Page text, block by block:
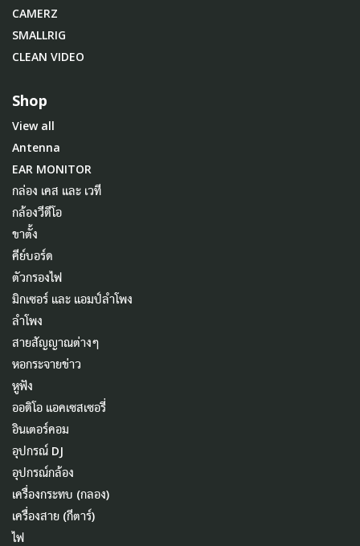
CAMERZ
SMALLRIG
CLEAN VIDEO
Shop
View all
Antenna
EAR MONITOR
กล่อง เคส และ เวที
กล้องวีดีโอ
ขาตั้ง
คีย์บอร์ด
ตัวกรองไฟ
มิกเซอร์ และ แอมป์ลำโพง
ลำโพง
สายสัญญาณต่างๆ
หอกระจายข่าว
หูฟัง
ออดิโอ แอคเซสเซอรี่
อินเตอร์คอม
อุปกรณ์ DJ
อุปกรณ์กล้อง
เครื่องกระทบ (กลอง)
เครื่องสาย (กีตาร์)
ไฟ